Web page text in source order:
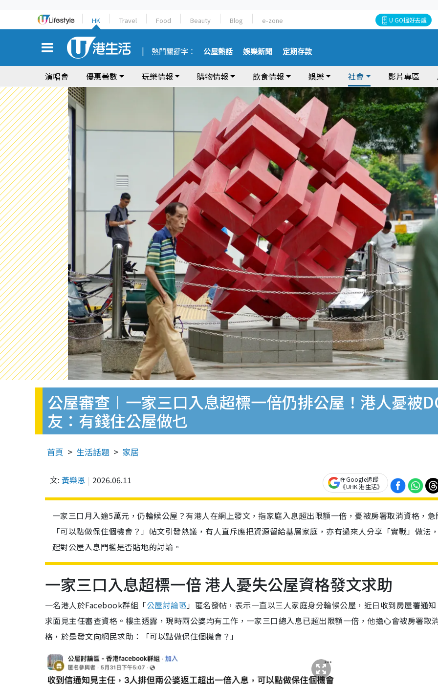
HK Travel Food Beauty Blog e-zone U GO搵好去處
熱門關鍵字： 公屋熱話 娛樂新聞 定期存款
演唱會 優惠著數 玩樂情報 購物情報 飲食情報 娛樂 社會 影片專區
公屋審查︱一家三口入息超標一倍仍排公屋！港人憂被
友：有錢住公屋做乜
首頁 生活話題 家居
文: 黃樂恩 2026.06.11
在Google追蹤
《UHK 港生活》
一家三口月入逾5萬元，仍輪候公屋？有港人在網上發文，指家庭入息超出限額一倍，憂被房署取消資格，急
「可以點做保住個機會？」帖文引發熱議，有人直斥應把資源留給基層家庭，亦有過來人分享「實戰」做法
起對公屋入息門檻是否貼地的討論。
一家三口入息超標一倍 港人憂失公屋資格發文求助
一名港人於Facebook群組「公屋討論區」匿名發帖，表示一直以三人家庭身分輪候公屋，近日收到房屋署通
求面見主任審查資格。樓主透露，現時兩公婆均有工作，一家三口總入息已超出限額一倍，他擔心會被房署取
格，於是發文向網民求助：「可以點做保住個機會？」